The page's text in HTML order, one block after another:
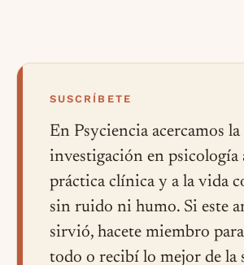
SUSCRÍBETE
En Psyciencia acercamos la
investigación en psicología
práctica clínica y a la vida
sin ruido ni humo. Si este
sirvió, hacete miembro
todo o recibí lo mejor de la